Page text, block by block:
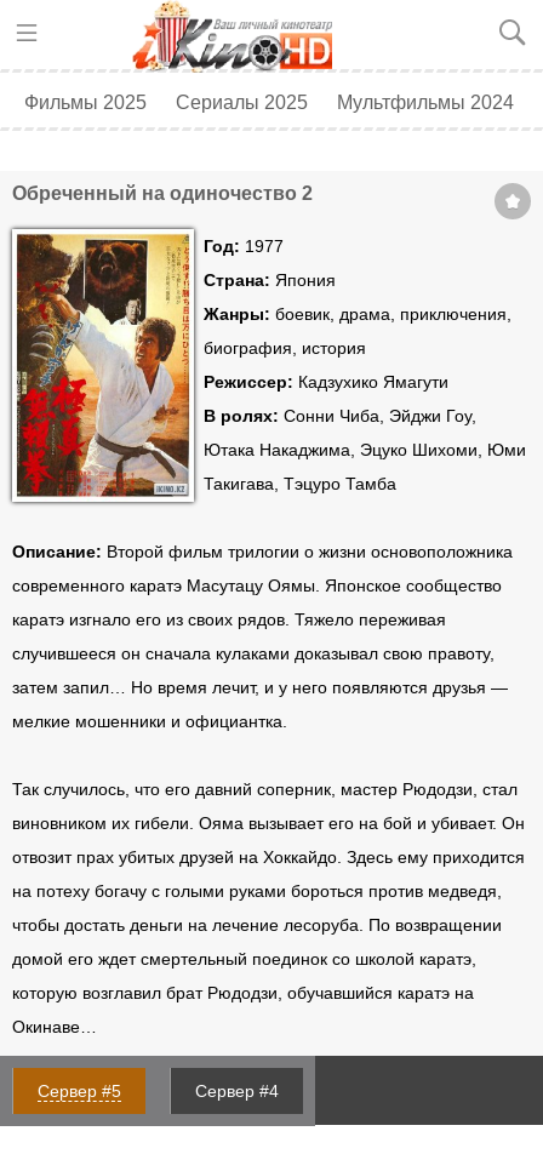
Фильмы 2025 Сериалы 2025 Мультфильмы 2024
Обреченный на одиночество 2
Год: 1977
Страна: Япония
Жанры: боевик, драма, приключения,
биография, история
Режиссер: Кадзухико Ямагути
В ролях: Сонни Чиба, Эйджи Гоу,
Ютака Накаджима, Эцуко Шихоми, Юми
Такигава, Тэцуро Тамба
Описание: Второй фильм трилогии о жизни основоположника
современного каратэ Масутацу Оямы. Японское сообщество
каратэ изгнало его из своих рядов. Тяжело переживая
случившееся он сначала кулаками доказывал свою правоту,
затем запил… Но время лечит, и у него появляются друзья —
мелкие мошенники и официантка.
Так случилось, что его давний соперник, мастер Рюдодзи, стал
виновником их гибели. Ояма вызывает его на бой и убивает. Он
отвозит прах убитых друзей на Хоккайдо. Здесь ему приходится
на потеху богачу с голыми руками бороться против медведя,
чтобы достать деньги на лечение лесоруба. По возвращении
домой его ждет смертельный поединок со школой каратэ,
которую возглавил брат Рюдодзи, обучавшийся каратэ на
Окинаве…
Сервер #5 Сервер #4